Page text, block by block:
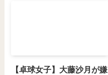
【卓球女子】大藤沙月が嫌